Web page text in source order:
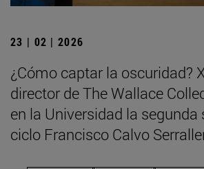
23 | 02 | 2026
¿Cómo captar la oscuridad?
director de The Wallace
en la Universidad la segunda
ciclo Francisco Calvo